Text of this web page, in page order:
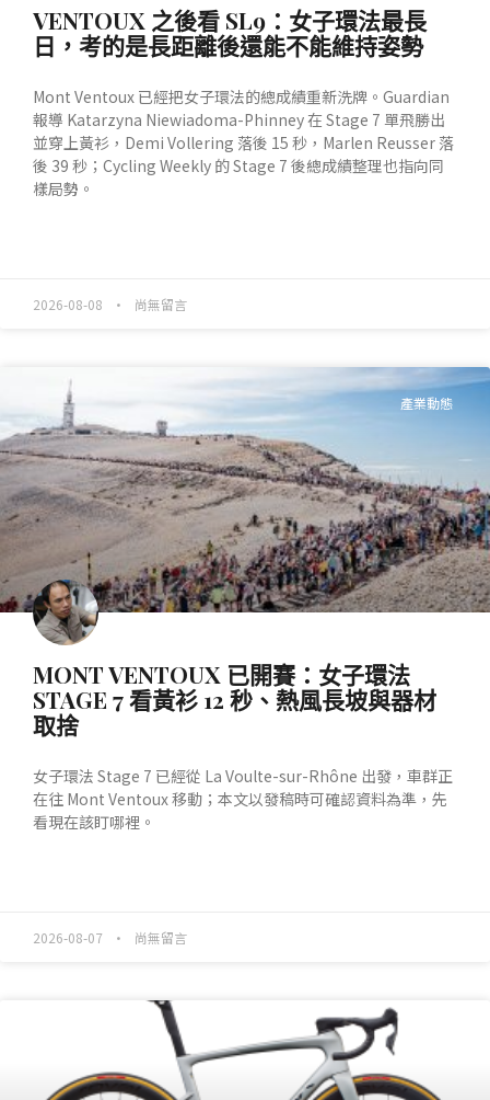
VENTOUX 之後看 SL9：女子環法最長
日，考的是長距離後還能不能維持姿勢
Mont Ventoux 已經把女子環法的總成績重新洗牌。Guardian
報導 Katarzyna Niewiadoma-Phinney 在 Stage 7 單飛勝出
並穿上黃衫，Demi Vollering 落後 15 秒，Marlen Reusser 落
後 39 秒；Cycling Weekly 的 Stage 7 後總成績整理也指向同
樣局勢。
2026-08-08 尚無留言
產業動態
MONT VENTOUX 已開賽：女子環法
STAGE 7 看黃衫 12 秒、熱風長坡與器材
取捨
女子環法 Stage 7 已經從 La Voulte-sur-Rhône 出發，車群正
在往 Mont Ventoux 移動；本文以發稿時可確認資料為準，先
看現在該盯哪裡。
2026-08-07 尚無留言